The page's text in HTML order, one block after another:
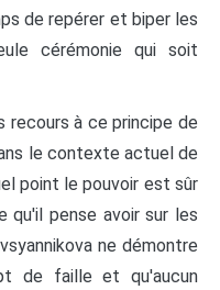
de repérer et biper les
cérémonie qui soit
recours à ce principe de
le contexte actuel de
point le pouvoir est sûr
qu'il pense avoir sur les
ne démontre
de faille et qu'aucun